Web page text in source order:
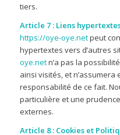
tiers.
Article 7 : Liens
https://oye-oye.netpeut
hypertextes vers d’autres
oye.netn’a pas la
ainsi visités, et
responsabilité de ce fait.
particulière et une
externes.
Article 8 : Cookies et